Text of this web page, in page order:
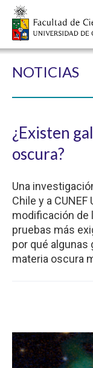
NOTICIAS
¿Existen
oscura?
Una
Chile y a
modificación de
pruebas más
por qué algunas
materia oscura